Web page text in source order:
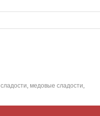
сладости медовые сладости